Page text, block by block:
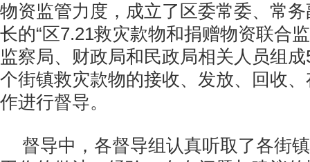
物资监管力度，成立了区委常委、常
长的“区7.21救灾款物和捐赠物资联合
监察局、财政局和民政局相关人员组
个街镇救灾款物的接收、发放、回收
作进行督导。
督导中，各督导组认真听取了各街